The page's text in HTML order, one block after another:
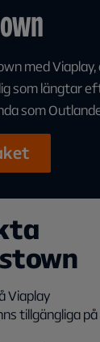
med
som längtar
som
Viaplay
tillgängliga på